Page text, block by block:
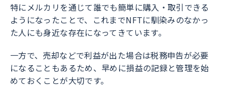
特にメルカリを通じて誰でも簡単に購入・取引できる
ようになったことで、これまでNFTに馴染みのなかっ
た人にも身近な存在になってきています。
一方で、売却などで利益が出た場合は税務申告が必要
になることもあるため、早めに損益の記録と管理を始
めておくことが大切です。